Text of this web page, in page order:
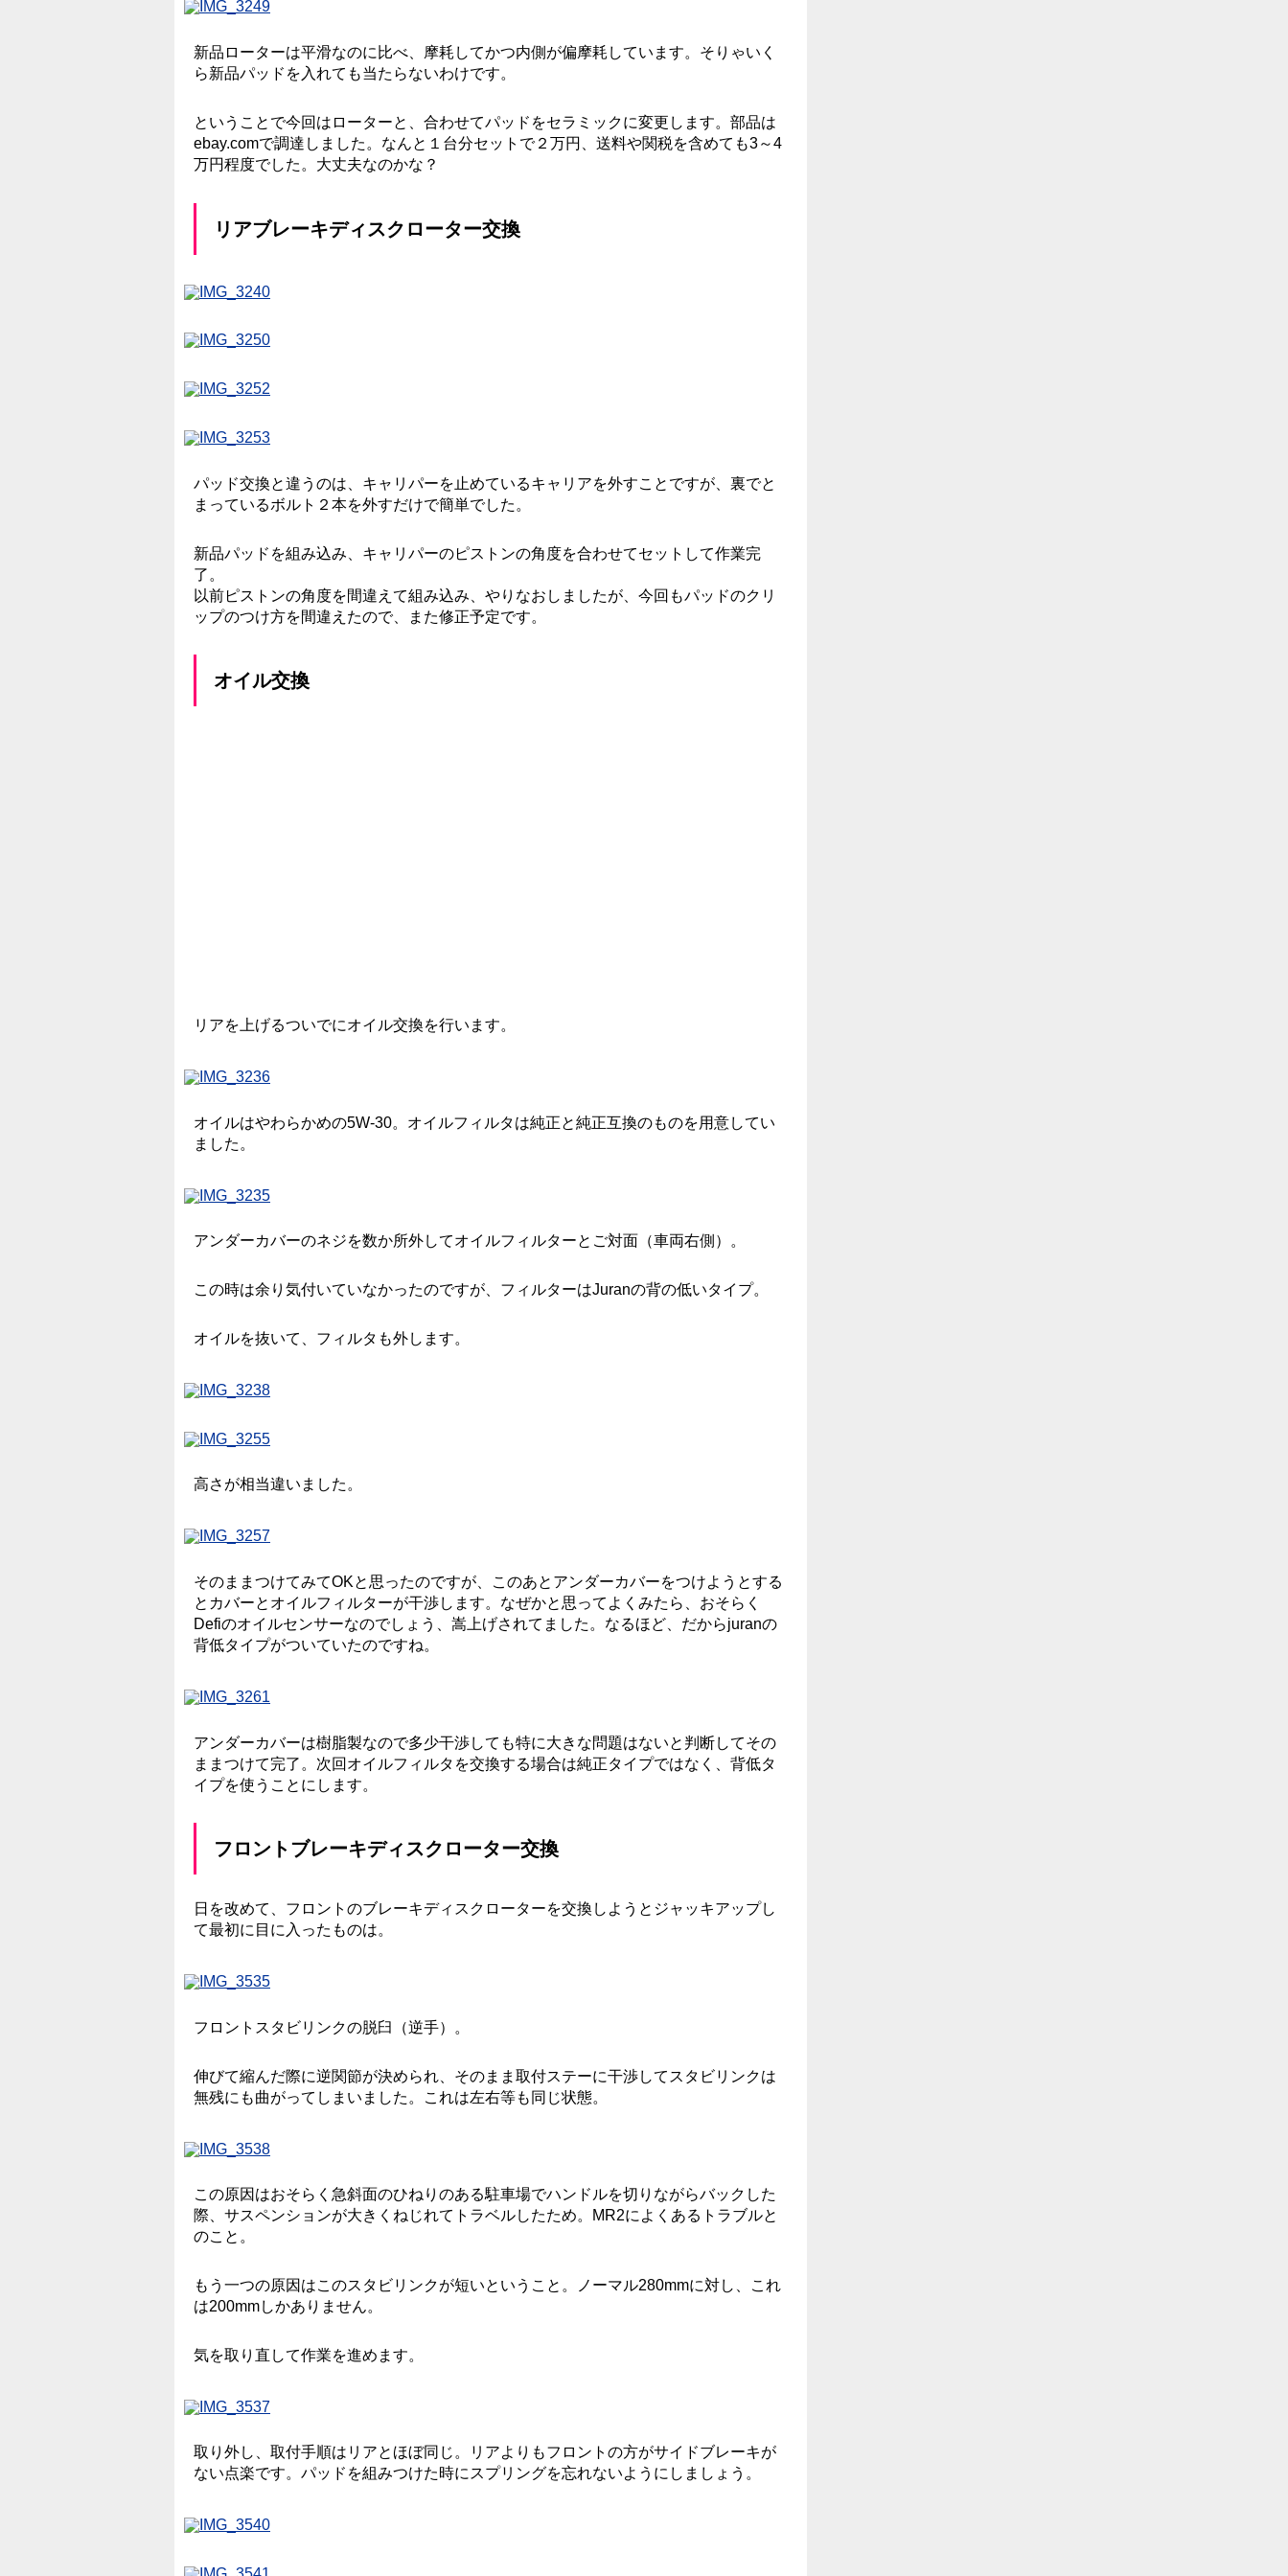
新品ローターは平滑なのに比べ、摩耗してかつ内側が偏摩耗しています。そりゃいく
ら新品パッドを入れても当たらないわけです。
ということで今回はローターと、合わせてパッドをセラミックに変更します。部品は
ebay.comで調達しました。なんと１台分セットで２万円、送料や関税を含めても3～4
万円程度でした。大丈夫なのかな？
リアブレーキディスクローター交換
パッド交換と違うのは、キャリパーを止めているキャリアを外すことですが、裏でと
まっているボルト２本を外すだけで簡単でした。
新品パッドを組み込み、キャリパーのピストンの角度を合わせてセットして作業完
了。
以前ピストンの角度を間違えて組み込み、やりなおしましたが、今回もパッドのクリ
ップのつけ方を間違えたので、また修正予定です。
オイル交換
リアを上げるついでにオイル交換を行います。
オイルはやわらかめの5W-30。オイルフィルタは純正と純正互換のものを用意してい
ました。
アンダーカバーのネジを数か所外してオイルフィルターとご対面（車両右側）。
この時は余り気付いていなかったのですが、フィルターはJuranの背の低いタイプ。
オイルを抜いて、フィルタも外します。
高さが相当違いました。
そのままつけてみてOKと思ったのですが、このあとアンダーカバーをつけようとする
とカバーとオイルフィルターが干渉します。なぜかと思ってよくみたら、おそらく
Defiのオイルセンサーなのでしょう、嵩上げされてました。なるほど、だからjuranの
背低タイプがついていたのですね。
アンダーカバーは樹脂製なので多少干渉しても特に大きな問題はないと判断してその
ままつけて完了。次回オイルフィルタを交換する場合は純正タイプではなく、背低タ
イプを使うことにします。
フロントブレーキディスクローター交換
日を改めて、フロントのブレーキディスクローターを交換しようとジャッキアップし
て最初に目に入ったものは。
フロントスタビリンクの脱臼（逆手）。
伸びて縮んだ際に逆関節が決められ、そのまま取付ステーに干渉してスタビリンクは
無残にも曲がってしまいました。これは左右等も同じ状態。
この原因はおそらく急斜面のひねりのある駐車場でハンドルを切りながらバックした
際、サスペンションが大きくねじれてトラベルしたため。MR2によくあるトラブルと
のこと。
もう一つの原因はこのスタビリンクが短いということ。ノーマル280mmに対し、これ
は200mmしかありません。
気を取り直して作業を進めます。
取り外し、取付手順はリアとほぼ同じ。リアよりもフロントの方がサイドブレーキが
ない点楽です。パッドを組みつけた時にスプリングを忘れないようにしましょう。